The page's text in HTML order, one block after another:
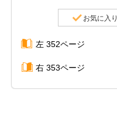
お気に入り
左 352ページ
右 353ページ